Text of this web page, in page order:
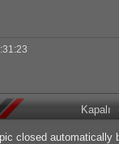
Kapalı
closed automatically